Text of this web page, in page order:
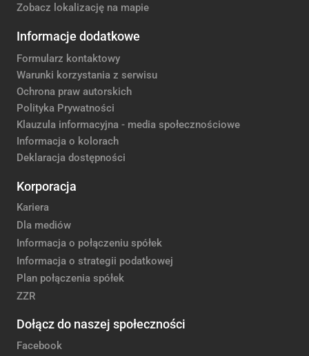
Zobacz lokalizację na mapie
Informacje dodatkowe
Formularz kontaktowy
Warunki korzystania z serwisu
Ochrona praw autorskich
Polityka Prywatności
Klauzula informacyjna - media społecznościowe
Informacja o kolorach
Deklaracja dostępności
Korporacja
Kariera
Dla mediów
Informacja o połączeniu spółek
Informacja o strategii podatkowej
Plan połączenia spółek
ZZR
Dołącz do naszej społeczności
Facebook